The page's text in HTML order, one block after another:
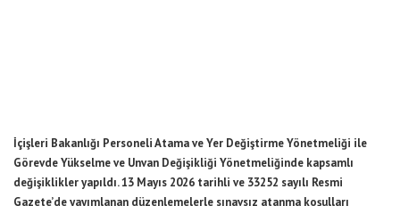
İçişleri Bakanlığı Personeli Atama ve Yer Değiştirme Yönetmeliği ile
Görevde Yükselme ve Unvan Değişikliği Yönetmeliğinde kapsamlı
değişiklikler yapıldı. 13 Mayıs 2026 tarihli ve 33252 sayılı Resmi
Gazete’de yayımlanan düzenlemelerle sınavsız atanma koşulları